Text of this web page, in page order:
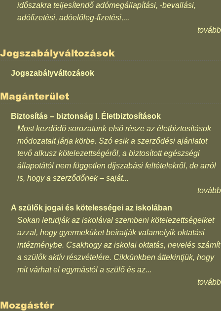
időszakra teljesítendő adómegállapítási, -bevallási,
adófizetési, adóelőleg-fizetési,...
tovább
Jogszabályváltozások
Jogszabályváltozások
Magánterület
Biztosítás – biztonság I. Életbiztosítások
Most kezdődő sorozatunk első része az életbiztosítások
módozatait járja körbe. Szó esik a szerződési ajánlatot
tevő alkusz kötelezettségéről, a biztosított egészségi
állapotától nem független díjszabási feltételekről, de arról
is, hogy a szerződőnek – saját...
tovább
A szülők jogai és kötelességei az iskolában
Sokan letudják az iskolával szembeni kötelezettségeiket
azzal, hogy gyermeküket beíratják valamelyik oktatási
intézménybe. Csakhogy az iskolai oktatás, nevelés számít
a szülők aktív részvételére. Cikkünkben áttekintjük, hogy
mit várhat el egymástól a szülő és az...
tovább
Mozgástér